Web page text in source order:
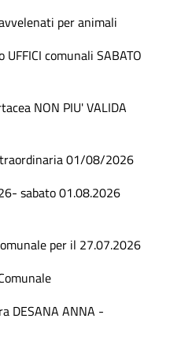
per animali
comunali SABATO
NON PIU' VALIDA
01/08/2026
sabato 01.08.2026
per il 27.07.2026
DESANA ANNA -